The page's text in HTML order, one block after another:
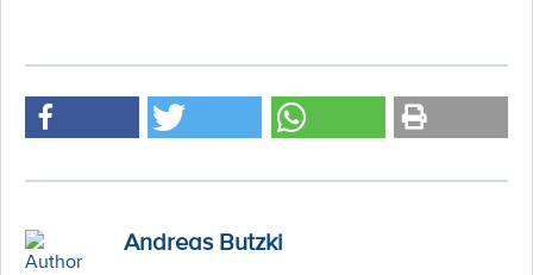
Andreas Butzki